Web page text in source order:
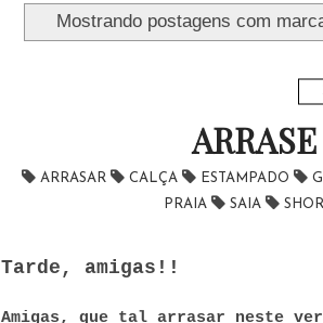
Mostrando postagens com
ARRASAR CALÇA ESTAMPADO
PRAIA
SAIA
Tarde, amigas!!
Amigas, que tal arrasar neste